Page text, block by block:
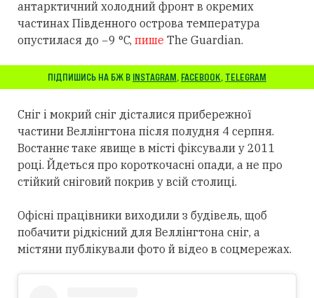
антарктичний холодний фронт в окремих
частинах Південного острова температура
опустилася до −9 °C, пише The Guardian.
ПІДПИШИСЬ НА БЖ В INSTAGRAM, FACEBOOK, TELEGRAM
Сніг і мокрий сніг дісталися прибережної
частини Веллінгтона після полудня 4 серпня.
Востаннє таке явище в місті фіксували у 2011
році. Йдеться про короткочасні опади, а не про
стійкий сніговий покрив у всій столиці.
Офісні працівники виходили з будівель, щоб
побачити рідкісний для Веллінгтона сніг, а
містяни публікували фото й відео в соцмережах.